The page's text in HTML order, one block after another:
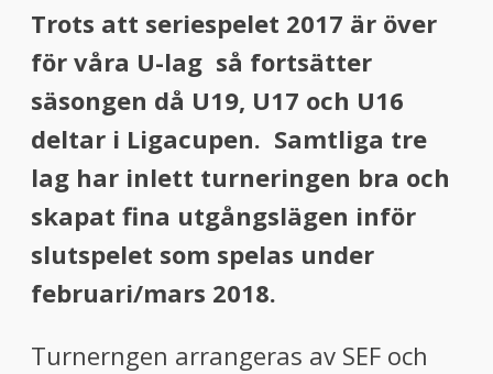
Trots att seriespelet 2017 är över
för våra U-lag så fortsätter
säsongen då U19, U17 och U16
deltar i Ligacupen. Samtliga tre
lag har inlett turneringen bra och
skapat fina utgångslägen inför
slutspelet som spelas under
februari/mars 2018.
Turnerngen arrangeras av SEF och